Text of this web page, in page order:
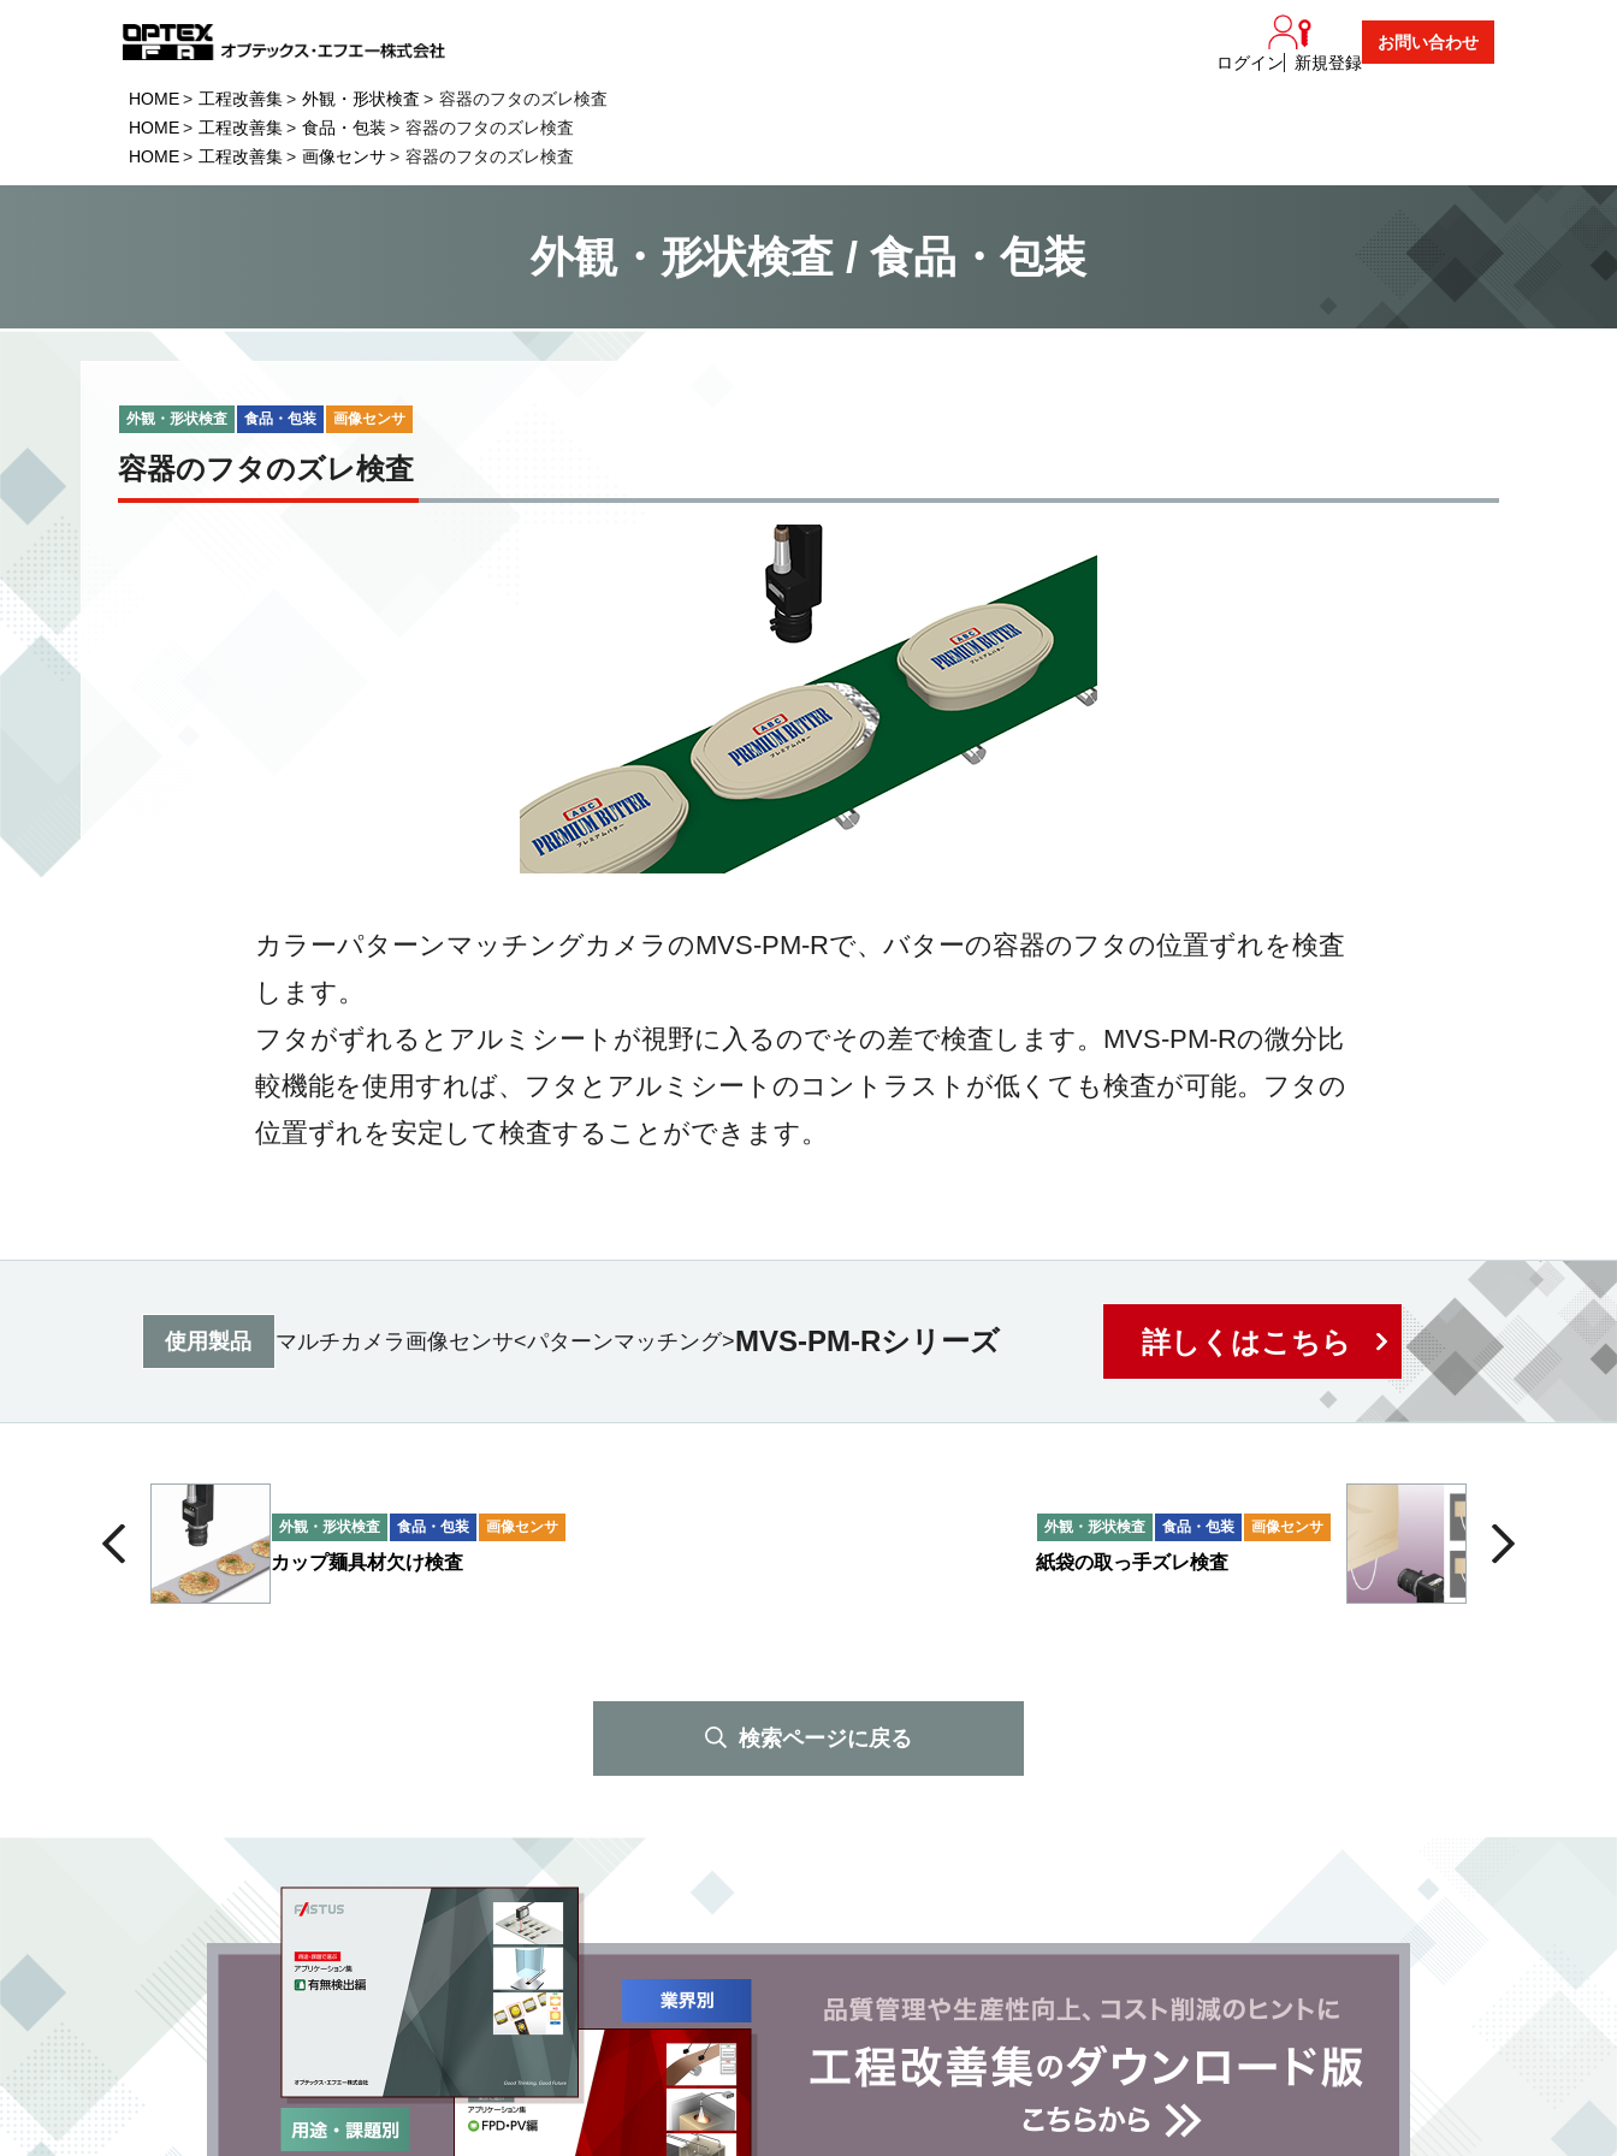
ログイン 新規登録
お問い合わせ
HOME 工程改善集 外観・形状検査
容器のフタのズレ検査
HOME
工程改善集 食品・包装
容器のフタのズレ検査
HOME
工程改善集 画像センサ 容器のフタのズレ検査
外観・形状検査 / 食品・包装
外観・形状検査 食品・包装 画像センサ
容器のフタのズレ検査
カラーパターンマッチングカメラのMVS-PM-Rで、バターの容器のフタの位置ずれを検査
します。
フタがずれるとアルミシートが視野に入るのでその差で検査します。MVS-PM-Rの微分比
較機能を使用すれば、フタとアルミシートのコントラストが低くても検査が可能。フタの
位置ずれを安定して検査することができます。
使用製品 マルチカメラ画像センサ<パターンマッチング>MVS-PM-Rシリーズ 詳しくはこちら
外観・形状検査 食品・包装 画像センサ
カップ麺具材欠け検査
外観・形状検査 食品・包装 画像センサ
紙袋の取っ手ズレ検査
検索ページに戻る